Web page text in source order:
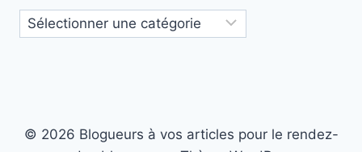
Catégories
© 2026 Blogueurs à vos articles pour le rendez-